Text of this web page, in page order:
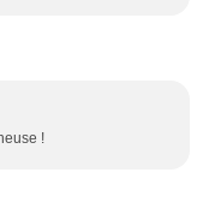
!